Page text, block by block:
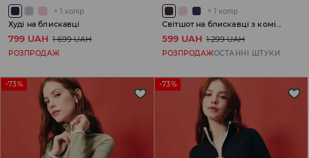
+ 1 колір
Худі на блискавці
799 UAH 1 699 UAH
РОЗПРОДАЖ
+ 1 колір
Світшот на блискавці з коміром-стійкою
599 UAH 1 299 UAH
РОЗПРОДАЖОСТАННІ ШТУКИ
-73% -73%